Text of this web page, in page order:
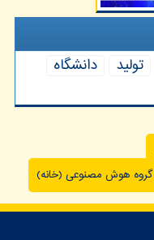
تولید
دانشگاه
گروه هوش مصنوعی (خانه)